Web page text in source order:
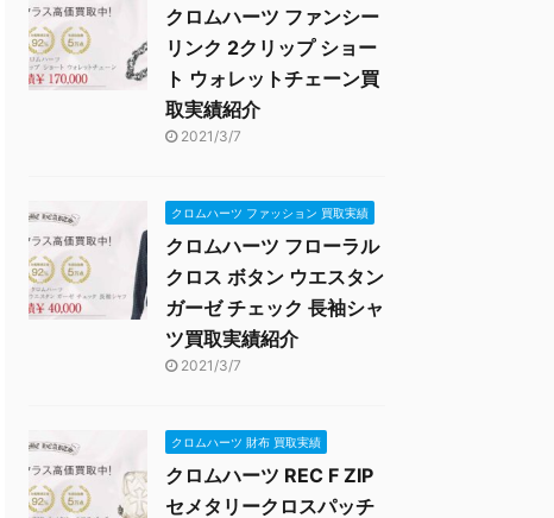
クロムハーツ ファンシー
リンク 2クリップ ショー
ト ウォレットチェーン買
取実績紹介
2021/3/7
クロムハーツ ファッション 買取実績
クロムハーツ フローラル
クロス ボタン ウエスタン
ガーゼ チェック 長袖シャ
ツ買取実績紹介
2021/3/7
クロムハーツ 財布 買取実績
クロムハーツ REC F ZIP
セメタリークロスパッチ